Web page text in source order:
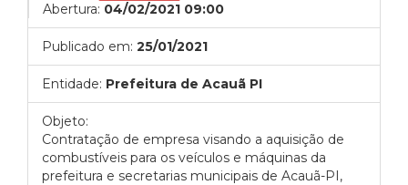
Abertura: 04/02/2021 09:00
Publicado em: 25/01/2021
Entidade: Prefeitura de Acauã PI
Objeto:
Contratação de empresa visando a aquisição de
combustíveis para os veículos e máquinas da
prefeitura e secretarias municipais de Acauã-PI,